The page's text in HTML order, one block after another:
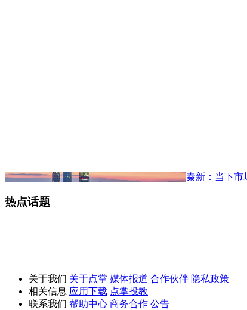
秦新：当下市
热点话题
关于我们 关于点掌 媒体报道 合作伙伴 隐私政策
相关信息 应用下载 点掌投教
联系我们 帮助中心 商务合作 公告